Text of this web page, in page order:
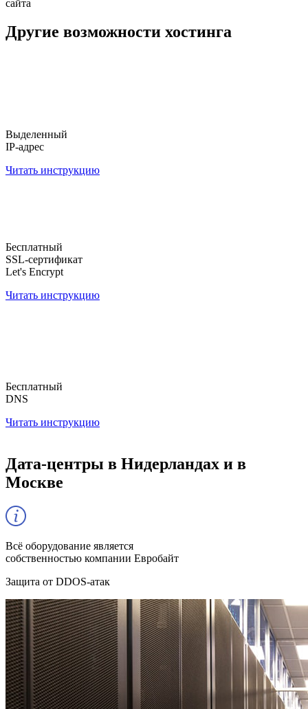
сайта
Другие возможности хостинга
Выделенный
IP-адрес
Читать инструкцию
Бесплатный
SSL-сертификат
Let's Encrypt
Читать инструкцию
Бесплатный
DNS
Читать инструкцию
Дата-центры в Нидерландах и в
Москве
Всё оборудование является
собственностью компании Евробайт
Защита от DDOS-атак